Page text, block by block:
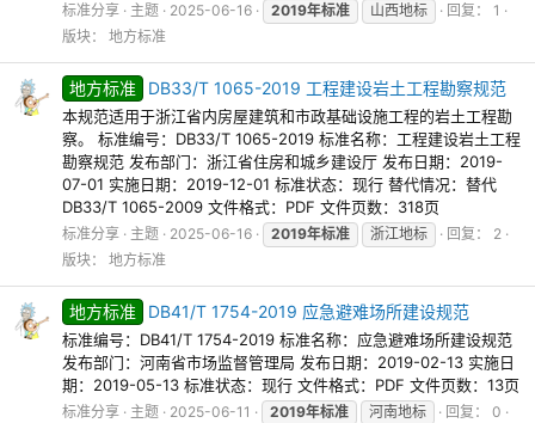
标准分享 主题 2025-06-16 2019年标准 山西地标
回复： 1
版块： 地方标准
地方标准 DB33/T 1065-2019 工程建设岩土工程勘察规范
本规范适用于浙江省内房屋建筑和市政基础设施工程的岩土工程勘
察。 标准编号：DB33/T 1065-2019 标准名称：工程建设岩土工程
勘察规范 发布部门：浙江省住房和城乡建设厅 发布日期：2019-
07-01 实施日期：2019-12-01 标准状态：现行 替代情况：替代
DB33/T 1065-2009 文件格式：PDF 文件页数：318页
标准分享 主题 2025-06-16 2019年标准 浙江地标
回复： 2
版块： 地方标准
地方标准 DB41/T 1754-2019 应急避难场所建设规范
标准编号：DB41/T 1754-2019 标准名称：应急避难场所建设规范
发布部门：河南省市场监督管理局 发布日期：2019-02-13 实施日
期：2019-05-13 标准状态：现行 文件格式：PDF 文件页数：13页
标准分享 主题 2025-06-11 2019年标准 河南地标
回复： 0